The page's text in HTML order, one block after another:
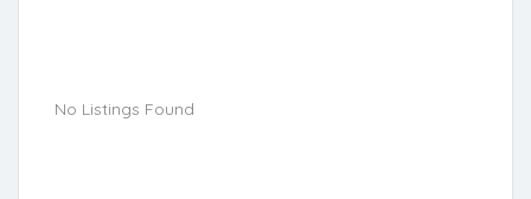
No Listings Found